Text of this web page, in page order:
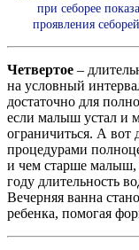
при себорее
проявления
Четвертое –
на условный
достаточно для
если малыш устал и
ограничиться. А вот
процедурами
и чем старше малыш,
году длительность
Вечерняя ванна
ребенка, помогая